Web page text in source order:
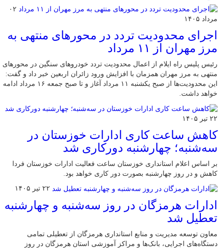
۰۲
مرداد ۱۴۰۵
اجرای محدودیت تردد در محورهای منتهی به
مرز مهران از ۱۱ مرداد
رئیس پلیس راه ایلام از اعمال محدودیت تردد خودروهای سنگین در محورهای
منتهی به مرز مهران همزمان با افزایش ورود زائران اربعین خبر داد و گفت:
این محدودیت‌ها از صبح یکشنبه ۱۱ مرداد آغاز و تا صبح جمعه ۱۶ مرداد ادامه
خواهد داشت.
۲۲ تیر ۱۴۰۵
کاهش ساعت کاری ادارات خوزستان در
سه‌شنبه؛ چهارشنبه دورکاری شد
بر اساس اعلام استانداری خوزستان ساعت فعالیت ادارات خوزستان فردا
کاهش و در روز چهارشنبه بصورت دور کاری خواهد بود.
۲۲ تیر ۱۴۰۵
ادارات هرمزگان در روز سه‌شنبه و چهارشنبه
تعطیل شد
معاون توسعه مدیریت و منابع استانداری هرمزگان از تعطیلی تمامی
دستگاه‌های اجرایی، بانک‌ها و مراکز آموزشی استان هرمزگان در روز